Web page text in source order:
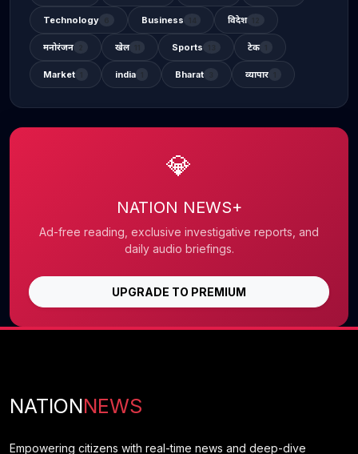
Technology Business विदेश
मनोरंजन खेल Sports टेक
Market india Bharat व्यापार
💎
NATION NEWS+
Ad-free reading, exclusive investigative reports, and
daily audio briefings.
UPGRADE TO PREMIUM
NATIONNEWS
Empowering citizens with real-time news and deep-dive